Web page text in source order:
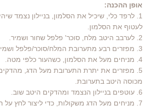
אופן ההכנה:
1. לרפד כלי, שיכיל את הסלמון, בניילון נצמד
לעטוף את הסלמון.
2. לערבב היטב מלח, סוכר' פלפל שחור ושמיר.
3. מפזרים רבע מתערובת המלח/סוכר/פלפל ושמיר על הניילון הנצמד.
4. מניחים מעל את הסלמון, כשהעור כלפי מטה.
5. מפזרים את יתרת התערובת מעל הדג,
מכוסה היטב בתערובת.
6. עוטפים בניילון הנצמד ומהדקים היטב שוב.
7. מניחים מעל הדג משקולות, כדי ליצור לחץ על הדג שיגיר הנוזלים.